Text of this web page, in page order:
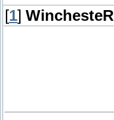
[1] WinchesteR